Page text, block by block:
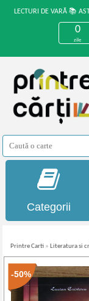
LECTURI DE VARĂ 📚
0
zile
Categorii
Printre Carti » Literatura si
-50%